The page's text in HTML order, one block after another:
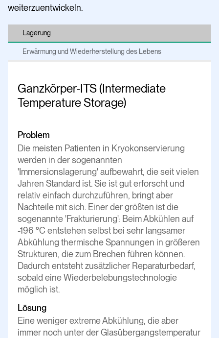
weiterzuentwickeln.
Lagerung
Erwärmung und Wiederherstellung des Lebens
Ganzkörper-ITS (Intermediate
Temperature Storage)
Problem
Die meisten Patienten in Kryokonservierung
werden in der sogenannten
'Immersionslagerung' aufbewahrt, die seit vielen
Jahren Standard ist. Sie ist gut erforscht und
relativ einfach durchzuführen, bringt aber
Nachteile mit sich. Einer der größten ist die
sogenannte 'Frakturierung': Beim Abkühlen auf
-196 °C entstehen selbst bei sehr langsamer
Abkühlung thermische Spannungen in größeren
Strukturen, die zum Brechen führen können.
Dadurch entsteht zusätzlicher Reparaturbedarf,
sobald eine Wiederbelebungstechnologie
möglich ist.
Lösung
Eine weniger extreme Abkühlung, die aber
immer noch unter der Glasübergangstemperatur